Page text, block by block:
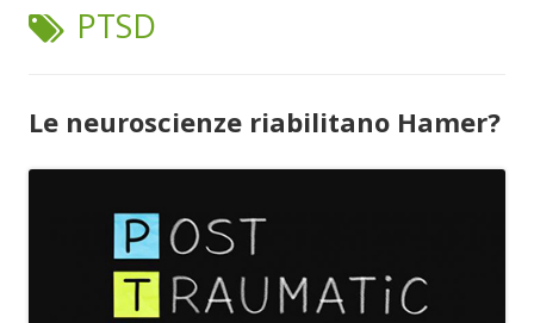
TAG:
PTSD
Le neuroscienze riabilitano Hamer?